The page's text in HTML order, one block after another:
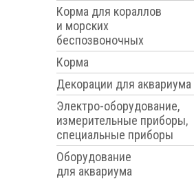
Корма для кораллов
и морских
беспозвоночных
Корма
Декорации для аквариума
Электро-оборудование,
измерительные приборы,
специальные приборы
Оборудование
для аквариума